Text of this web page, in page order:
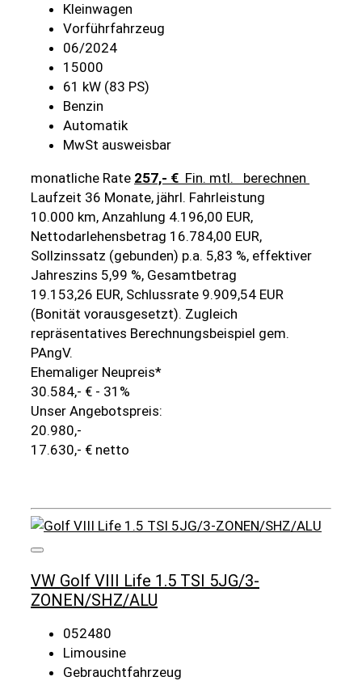
Kleinwagen
Vorführfahrzeug
06/2024
15000
61 kW (83 PS)
Benzin
Automatik
MwSt ausweisbar
monatliche Rate 257,- € Fin. mtl.
berechnen
Laufzeit 36 Monate, jährl. Fahrleistung
10.000 km, Anzahlung 4.196,00 EUR,
Nettodarlehensbetrag 16.784,00 EUR,
Sollzinssatz (gebunden) p.a. 5,83 %, effektiver
Jahreszins 5,99 %, Gesamtbetrag
19.153,26 EUR, Schlussrate 9.909,54 EUR
(Bonität vorausgesetzt). Zugleich
repräsentatives Berechnungsbeispiel gem.
PAngV.
Ehemaliger Neupreis*
30.584,- € - 31%
Unser Angebotspreis:
20.980,-
17.630,- € netto
VW Golf VIII Life 1.5 TSI 5JG/3-
ZONEN/SHZ/ALU
052480
Limousine
Gebrauchtfahrzeug